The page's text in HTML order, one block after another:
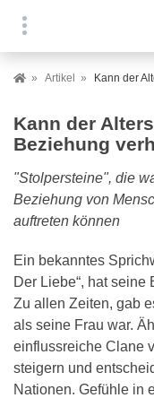
Artikel Kann der
Kann der
Beziehung
"Stolpersteine", die
Beziehung von
auftreten können
Ein bekanntes
Der Liebe“, hat
Zu allen Zeiten, gab
als seine Frau war.
einflussreiche Clane
steigern und
Nationen. Gefühle in